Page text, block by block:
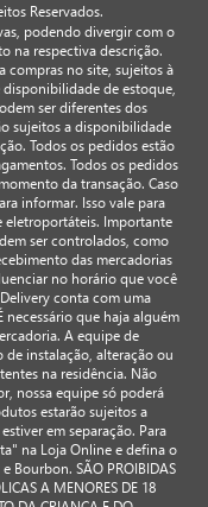
Reservados.
podendo divergir com o
na respectiva descrição.
compras no site, sujeitos à
de estoque,
ser diferentes dos
sujeitos a disponibilidade
Todos os pedidos estão
Todos os pedidos
da transação. Caso
informar. Isso vale para
eletroportáteis. Importante
ser controlados, como
das mercadorias
no horário que você
conta com uma
necessário que haja alguém
A equipe de
de instalação, alteração ou
na residência. Não
nossa equipe só poderá
estarão sujeitos a
em separação. Para
na Loja Online e defina o
Bourbon. SÃO PROIBIDAS
A MENORES DE 18